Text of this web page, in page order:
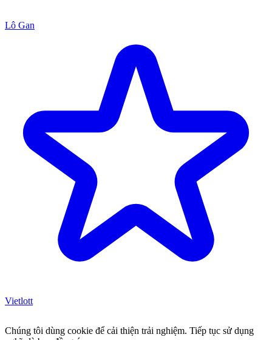
Lô Gan
Vietlott
Chúng tôi dùng cookie để cải thiện trải nghiệm. Tiếp tục sử dụng